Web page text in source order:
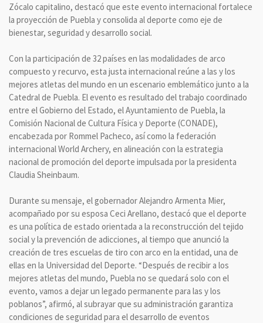
Zócalo capitalino, destacó que este evento internacional fortalece
la proyección de Puebla y consolida al deporte como eje de
bienestar, seguridad y desarrollo social.
Con la participación de 32 países en las modalidades de arco
compuesto y recurvo, esta justa internacional reúne a las y los
mejores atletas del mundo en un escenario emblemático junto a la
Catedral de Puebla. El evento es resultado del trabajo coordinado
entre el Gobierno del Estado, el Ayuntamiento de Puebla, la
Comisión Nacional de Cultura Física y Deporte (CONADE),
encabezada por Rommel Pacheco, así como la federación
internacional World Archery, en alineación con la estrategia
nacional de promoción del deporte impulsada por la presidenta
Claudia Sheinbaum.
Durante su mensaje, el gobernador Alejandro Armenta Mier,
acompañado por su esposa Ceci Arellano, destacó que el deporte
es una política de estado orientada a la reconstrucción del tejido
social y la prevención de adicciones, al tiempo que anunció la
creación de tres escuelas de tiro con arco en la entidad, una de
ellas en la Universidad del Deporte. “Después de recibir a los
mejores atletas del mundo, Puebla no se quedará solo con el
evento, vamos a dejar un legado permanente para las y los
poblanos”, afirmó, al subrayar que su administración garantiza
condiciones de seguridad para el desarrollo de eventos